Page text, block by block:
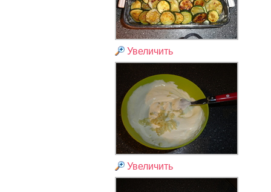
Увеличить
Увеличить